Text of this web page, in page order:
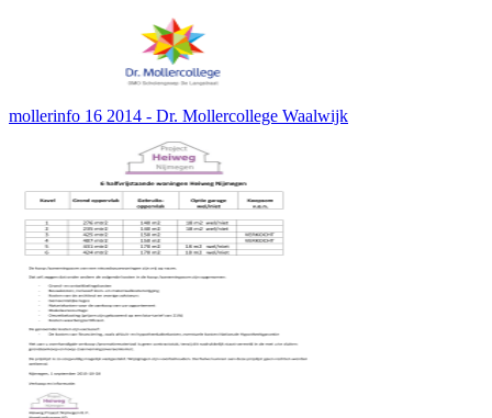
mollerinfo 16 2014 - Dr. Mollercollege Waalwijk